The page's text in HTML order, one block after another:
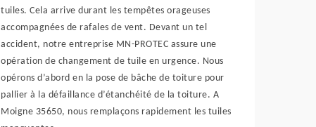
tuiles. Cela arrive durant les tempêtes orageuses
accompagnées de rafales de vent. Devant un tel
accident, notre entreprise MN-PROTEC assure une
opération de changement de tuile en urgence. Nous
opérons d’abord en la pose de bâche de toiture pour
pallier à la défaillance d’étanchéité de la toiture. A
Moigne 35650, nous remplaçons rapidement les tuiles